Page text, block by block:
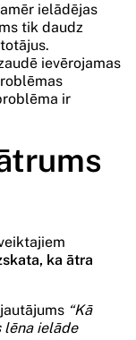
ielādējas
tik daudz
ievērojamas
ir
ka ātra
“Kā
lēna ielāde